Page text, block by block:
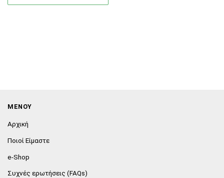
ΜΕΝΟΥ
Αρχική
Ποιοί Είμαστε
e-Shop
Συχνές ερωτήσεις (FAQs)